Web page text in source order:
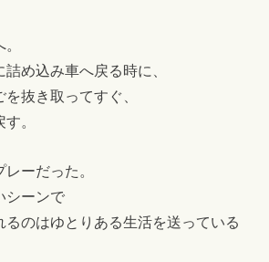
め込み車へ戻る時に、
抜き取ってすぐ、
。
ーだった。
シーンで
るのはゆとりある生活を送っている